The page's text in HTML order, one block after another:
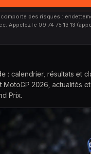
: calendrier, résultats et
MotoGP 2026, actualités
Prix.
des risques :
Appelez le 09 74 75 13 13